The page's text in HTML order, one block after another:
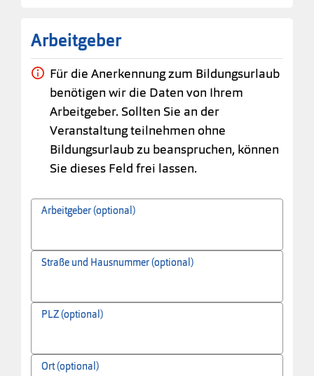
Arbeitgeber
Für die Anerkennung zum Bildungsurlaub
benötigen wir die Daten von Ihrem
Arbeitgeber. Sollten Sie an der
Veranstaltung teilnehmen ohne
Bildungsurlaub zu beanspruchen, können
Sie dieses Feld frei lassen.
Arbeitgeber (optional)
Straße und Hausnummer (optional)
PLZ (optional)
Ort (optional)